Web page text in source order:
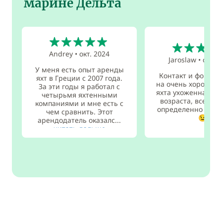
марине Дельта
Andrey •окт. 2024
У меня есть опыт аренды
яхт в Греции с 2007 года.
За эти годы я работал с
четырьмя яхтенными
компаниями и мне есть с
чем сравнить. Этот
арендодатель оказалс...
читать дальше
Jaroslaw• сент.
Контакт и
на очень хорошем
яхта ухоженная
возраста, все в
определенно
😉